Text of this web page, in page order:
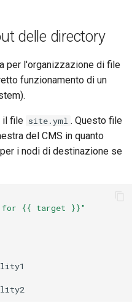
delle directory
per l'organizzazione di file
funzionamento di un
il file site.yml . Questo file
del CMS in quanto
i nodi di destinazione se
for {{ target }}"